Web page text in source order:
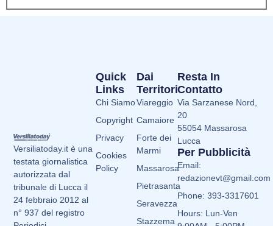
Versiliatoday.it è una
testata giornalistica
autorizzata dal
tribunale di Lucca il
24 febbraio 2012 al
n° 937 del registro
Dai
Territori
Viareggio
Camaiore
Forte dei
Marmi
Massarosa
Pietrasanta
Seravezza
Stazzema
Quick
Links
Chi Siamo
Copyright
Privacy
Cookies
Policy
Resta In
Contatto
Via Sarzanese Nord,
20
55054 Massarosa
Lucca
Per Pubblicità
Email:
redazionevt@gmail.com
Phone: 393-3317601
Hours: Lun-Ven